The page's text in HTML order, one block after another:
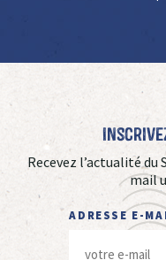
Recevez l’actualité
mail
ADRESSE E-